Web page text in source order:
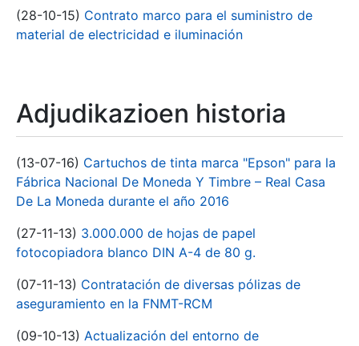
Erakutsi/Ezkutatu
(28-10-15) Contrato marco para el suministro de
material de electricidad e iluminación
Adjudikazioen historia
(13-07-16) Cartuchos de tinta marca "Epson" para la
Fábrica Nacional De Moneda Y Timbre – Real Casa
De La Moneda durante el año 2016
(27-11-13) 3.000.000 de hojas de papel
fotocopiadora blanco DIN A-4 de 80 g.
(07-11-13) Contratación de diversas pólizas de
aseguramiento en la FNMT-RCM
(09-10-13) Actualización del entorno de